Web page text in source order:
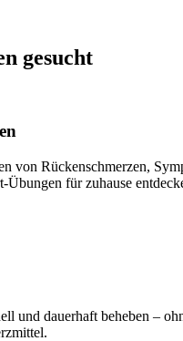
gesucht
von Rückenschmerzen,
Übungen für zuhause
und dauerhaft beheben –